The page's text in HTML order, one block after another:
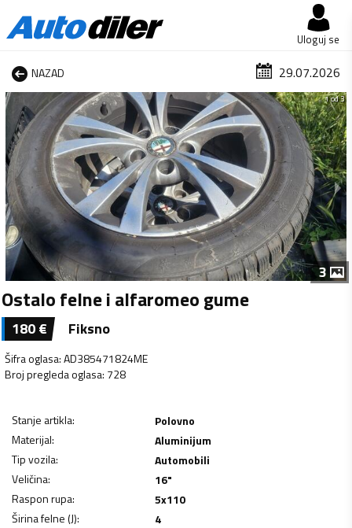
Uloguj se
NAZAD 29.07.2026
1 od 3
3
Ostalo felne i alfaromeo gume
180€ Fiksno
Šifra oglasa:AD385471824ME
Broj pregleda oglasa: 728
Stanje artikla:
Polovno
Materijal:
Aluminijum
Tip vozila:
Automobili
Veličina:
16"
Raspon rupa:
5x110
Širina felne (J):
4